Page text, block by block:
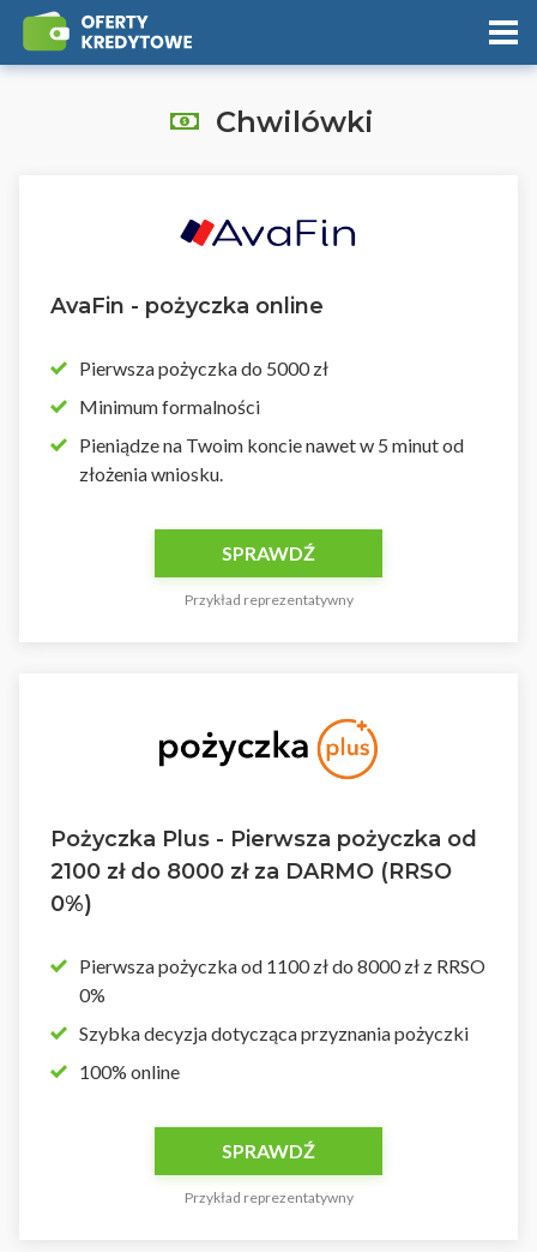
Chwilówki
AvaFin - pożyczka online
Pierwsza pożyczka do 5000 zł
Minimum formalności
Pieniądze na Twoim koncie nawet w 5 minut od
złożenia wniosku.
SPRAWDŹ
Przykład reprezentatywny
Pożyczka Plus - Pierwsza pożyczka od
2100 zł do 8000 zł za DARMO (RRSO
0%)
Pierwsza pożyczka od 1100 zł do 8000 zł z RRSO
0%
Szybka decyzja dotycząca przyznania pożyczki
100% online
SPRAWDŹ
Przykład reprezentatywny